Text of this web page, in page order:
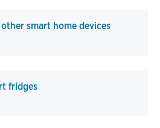
smart home devices
fridges